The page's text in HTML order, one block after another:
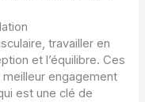
travailler en
et l’équilibre. Ces
engagement
est une clé de